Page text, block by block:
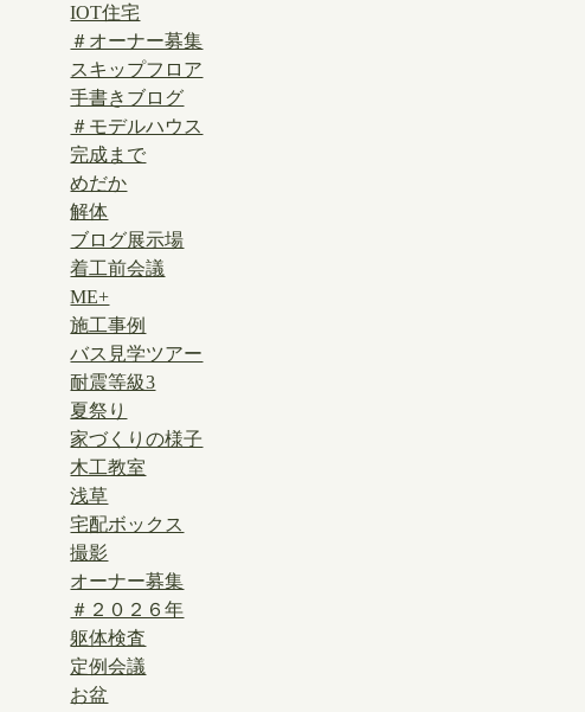
IOT住宅
＃オーナー募集
スキップフロア
手書きブログ
＃モデルハウス
完成まで
めだか
解体
ブログ展示場
着工前会議
ME+
施工事例
バス見学ツアー
耐震等級3
夏祭り
家づくりの様子
木工教室
浅草
宅配ボックス
撮影
オーナー募集
＃２０２６年
躯体検査
定例会議
お盆